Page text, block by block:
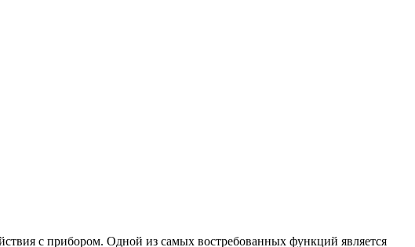
с прибором. Одной из самых востребованных функций является